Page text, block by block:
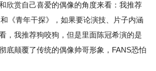
赏自己喜爱的偶像的角度来看：我推荐
《青年干探》，如果要论演技、片子内涵
，我推荐狗咬狗，但是里面陈冠希演的是
底颠覆了传统的偶像帅哥形象，FANS恐怕